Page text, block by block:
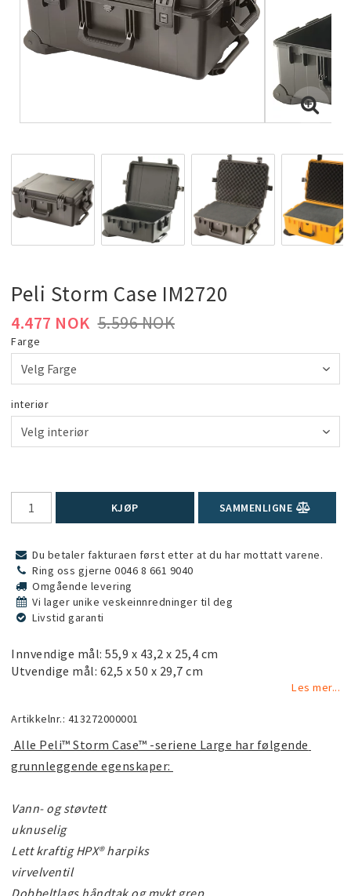
Peli Storm Case IM2720
5.596 NOK
4.477 NOK
Farge
interiør
KJØP SAMMENLIGNE
Du betaler fakturaen først etter at du har mottatt varene.
Ring oss gjerne 0046 8 661 9040
Omgående levering
Vi lager unike veskeinnredninger til deg
Livstid garanti
Innvendige mål: 55,9 x 43,2 x 25,4 cm
Utvendige mål: 62,5 x 50 x 29,7 cm
Les mer...
Artikkelnr.: 413272000001
grunnleggende egenskaper:
Vann- og støvtett
uknuselig
Lett kraftig HPX® harpiks
virvelventil
Dobbeltlags håndtak og mykt grep